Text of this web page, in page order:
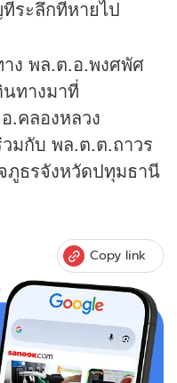
ระลึกที่หายไป
ง พล.ต.อ.พงศพัศ
ทางมาที่
.คลองหลวง
มกับ พล.ต.ต.ถาวร
ภูธรจังหวัดปทุมธานี
Copy link